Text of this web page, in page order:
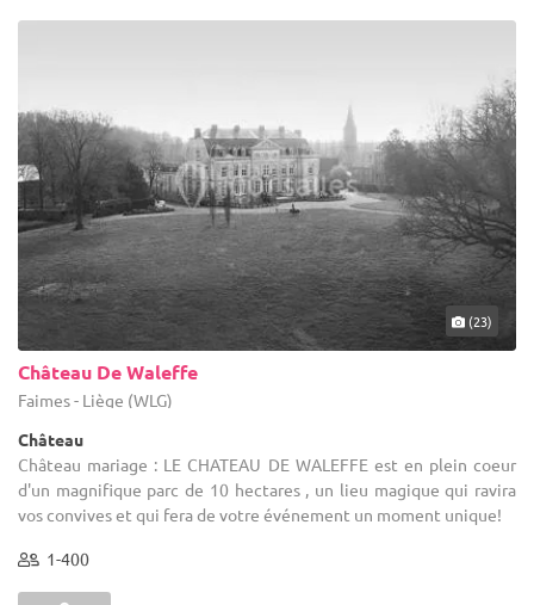
(23)
Château De Waleffe
Faimes - Liège (WLG)
Château
Château mariage : LE CHATEAU DE WALEFFE est en plein coeur
d'un magnifique parc de 10 hectares , un lieu magique qui ravira
vos convives et qui fera de votre événement un moment unique!
1-400